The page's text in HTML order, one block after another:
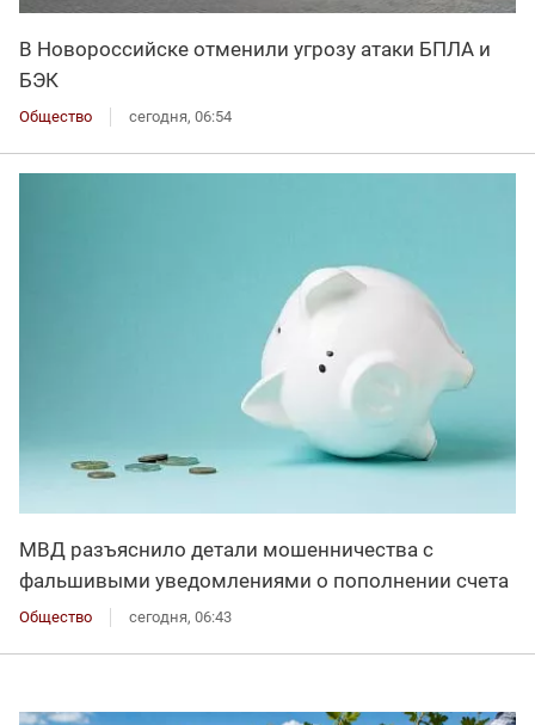
В Новороссийске отменили угрозу атаки БПЛА и
БЭК
Общество сегодня, 06:54
МВД разъяснило детали мошенничества с
фальшивыми уведомлениями о пополнении счета
Общество сегодня, 06:43